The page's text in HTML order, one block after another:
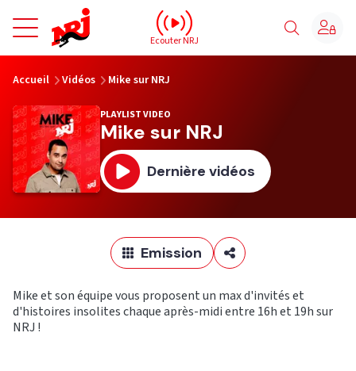
NRJ - Accueil
Ecouter NRJ
Accueil Vidéos Mike sur NRJ
PLAYLIST VIDEO
Mike sur NRJ
Dernière vidéos
Emission
Mike et son équipe vous proposent un max d'invités et
d'histoires insolites chaque après-midi entre 16h et 19h sur
NRJ !